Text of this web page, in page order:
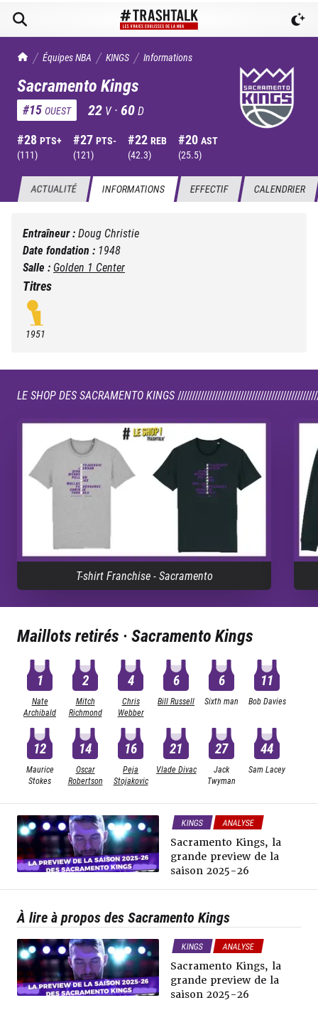
TrashTalk Actu NBA
Équipes NBA KINGS Informations
Sacramento Kings
#15 OUEST 22 V ·60D
#28 PTS+
(111)
#27 PTS-
(121)
#22 REB
(42.3)
#20 AST
(25.5)
ACTUALITÉ INFORMATIONS EFFECTIF CALENDRIER
Entraîneur :Doug Christie
Date fondation : 1948
Salle : Golden 1 Center
Titres
1951
LE SHOP DES SACRAMENTO KINGS
T-shirt Franchise - Sacramento
Maillots retirés ·Sacramento Kings
1
Nate
Archibald
2
Mitch
Richmond
4
Chris
Webber
6
Bill Russell
6
Sixth man
11
Bob Davies
12
Maurice
Stokes
14
Oscar
Robertson
16
Peja
Stojakovic
21
Vlade Divac
27
Jack
Twyman
44
Sam Lacey
KINGS ANALYSE
Sacramento Kings, la
grande preview de la
saison 2025-26
À lire à propos des Sacramento Kings
KINGS ANALYSE
Sacramento Kings, la
grande preview de la
saison 2025-26